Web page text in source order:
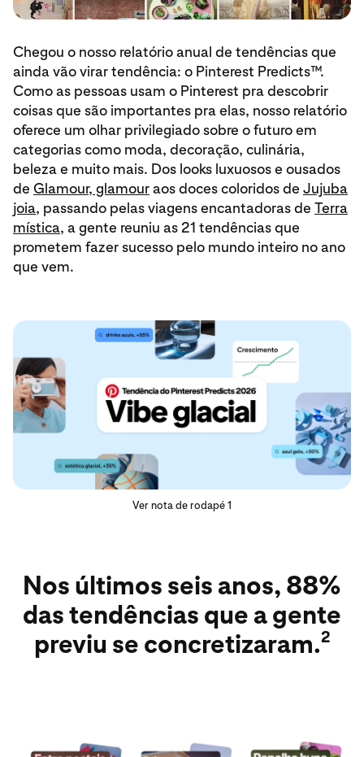
Chegou o nosso relatório anual de tendências que
ainda vão virar tendência: o Pinterest Predicts™.
Como as pessoas usam o Pinterest pra descobrir
coisas que são importantes pra elas, nosso relatório
oferece um olhar privilegiado sobre o futuro em
categorias como moda, decoração, culinária,
beleza e muito mais. Dos looks luxuosos e ousados
de Glamour, glamouraos doces coloridos de Jujuba
joia, passando pelas viagens encantadoras de Terra
mística, a gente reuniu as 21 tendências que
prometem fazer sucesso pelo mundo inteiro no ano
que vem.
Ver nota de rodapé 1
Nos últimos seis anos, 88%
das tendências que a gente
previu se concretizaram.2